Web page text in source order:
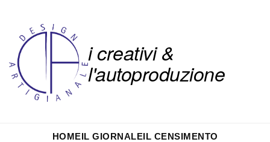
i creativi &
l'autoproduzione
HOMEIL GIORNALEIL CENSIMENTO